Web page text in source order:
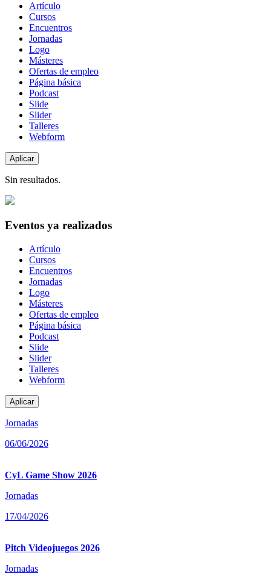
Tipo
contenido
Artículo
Cursos
Encuentros
Jornadas
Logo
Másteres
Ofertas de empleo
Página básica
Podcast
Slide
Slider
Talleres
Webform
Sin resultados.
Eventos ya realizados
Tipo
contenido
Artículo
Cursos
Encuentros
Jornadas
Logo
Másteres
Ofertas de empleo
Página básica
Podcast
Slide
Slider
Talleres
Webform
Jornadas
06/06/2026
CyL Game Show 2026
Jornadas
17/04/2026
Pitch Videojuegos 2026
Jornadas